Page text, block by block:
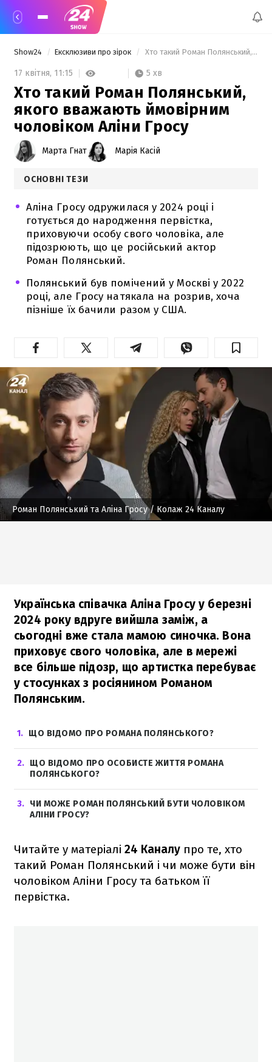
Show24 Ексклюзиви про зірок Хто такий Роман Полянський, якого вважають ймовірним чоловіком Аліни Гросу
17 квітня, 11:15 5 хв
Хто такий Роман Полянський,
якого вважають ймовірним
чоловіком Аліни Гросу
Марта Гнат Марія Касій
ОСНОВНІ ТЕЗИ
Аліна Гросу одружилася у 2024 році і
готується до народження первістка,
приховуючи особу свого чоловіка, але
підозрюють, що це російський актор
Роман Полянський.
Полянський був помічений у Москві у 2022
році, але Гросу натякала на розрив, хоча
пізніше їх бачили разом у США.
Роман Полянський та Аліна Гросу/ Колаж 24 Каналу
Українська співачка Аліна Гросу у березні
2024 року вдруге вийшла заміж, а
сьогодні вже стала мамою синочка. Вона
приховує свого чоловіка, але в мережі
все більше підозр, що артистка перебуває
у стосунках з росіянином Романом
Полянським.
1 ЩО ВІДОМО ПРО РОМАНА ПОЛЯНСЬКОГО?
2
ЩО ВІДОМО ПРО ОСОБИСТЕ ЖИТТЯ РОМАНА
ПОЛЯНСЬКОГО?
3
ЧИ МОЖЕ РОМАН ПОЛЯНСЬКИЙ БУТИ ЧОЛОВІКОМ
АЛІНИ ГРОСУ?
Читайте у матеріалі 24 Каналу про те, хто
такий Роман Полянський і чи може бути він
чоловіком Аліни Гросу та батьком її
первістка.